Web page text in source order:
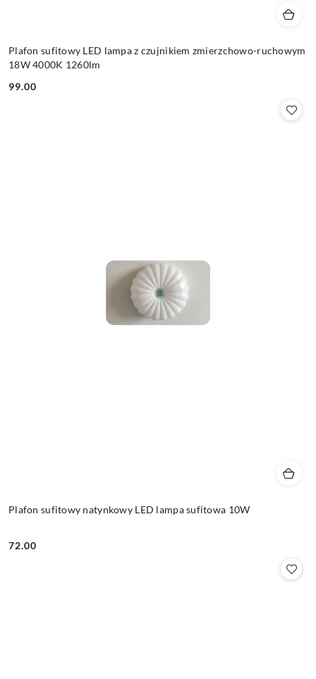
Plafon sufitowy LED lampa z czujnikiem zmierzchowo-ruchowym
18W 4000K 1260lm
Cena:
99.00
Plafon sufitowy natynkowy LED lampa sufitowa 10W
Cena:
72.00